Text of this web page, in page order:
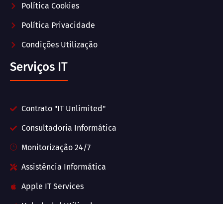
Política Cookies
Política Privacidade
Condições Utilização
Serviços IT
Contrato "IT Unlimited"
Consultadoria Informática
Monitorização 24/7
Assistência Informática
Apple IT Services